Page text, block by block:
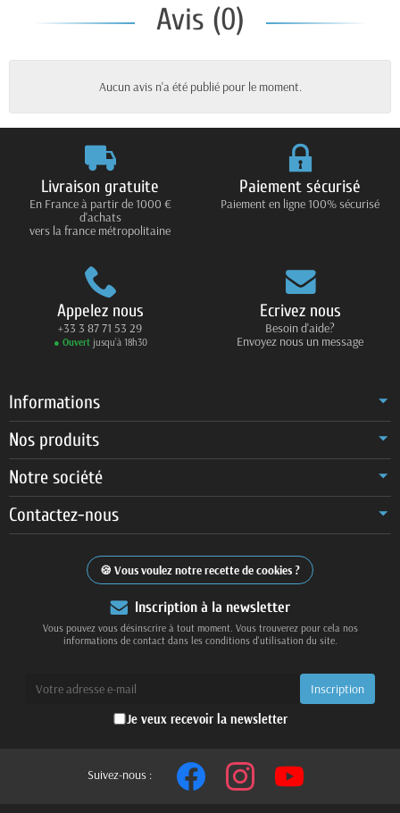
Avis (0)
Aucun avis n'a été publié pour le moment.
Livraison gratuite
En France à partir de 1000 €
d'achats
vers la france métropolitaine
Paiement sécurisé
Paiement en ligne 100% sécurisé
Appelez nous
+33 3 87 71 53 29
● Ouvertjusqu’à 18h30
Ecrivez nous
Besoin d'aide?
Envoyez nous un message
Informations
Nos produits
Notre société
Contactez-nous
Vous voulez notre recette de cookies ?
Inscription à la newsletter
Vous pouvez vous désinscrire à tout moment. Vous trouverez pour cela nos
informations de contact dans les conditions d'utilisation du site.
Je veux recevoir la newsletter
Suivez-nous :